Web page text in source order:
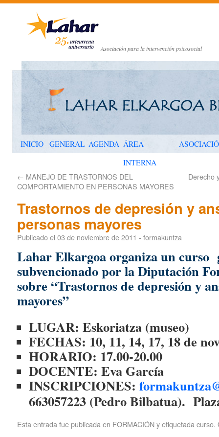
Asociación para la intervención psicosocial
INICIO GENERAL AGENDA ÁREA
INTERNA
← MANEJO DE TRASTORNOS DEL
COMPORTAMIENTO EN PERSONAS MAYORES
Derecho
Trastornos de depresión y
personas mayores
Publicado el 03 de noviembre de 2011 - formakuntza
Lahar Elkargoaorganiza un curso
subvencionado por la
sobre “Trastornos de depresión y
mayores”
LUGAR: Eskoriatza (museo)
FECHAS: 10, 11, 14, 17, 18 de
HORARIO: 17.00-20.00
DOCENTE: Eva García
INSCRIPCIONES:
663057223 (Pedro Bilbatua).
Esta entrada fue publicada en FORMACIÓNy etiquetada curso.